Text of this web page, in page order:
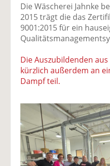
Die Wäscherei Jahnke
2015 trägt die das
9001:2015 für ein
Die Auszubildenden
kürzlich außerdem an
Dampf teil.